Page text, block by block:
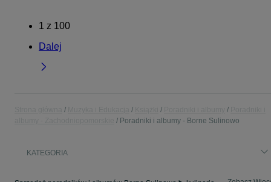
1 z 100
Dalej
Poradniki i albumy - Borne Sulinowo
KATEGORIA